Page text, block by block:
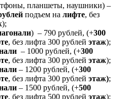
планшеты, наушники) –
подъем на лифте, без
);
) – 790 рублей, (+300
, без лифта 300 рублей этаж);
– 1000 рублей, (+300
, без лифта 300 рублей этаж);
– 1200 рублей, (+300
, без лифта 300 рублей этаж);
– 1500 рублей, (+500
, без лифта 500 рублей этаж);